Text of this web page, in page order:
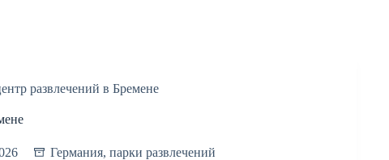
развлечений в Бремене
Германия, парки развлечений